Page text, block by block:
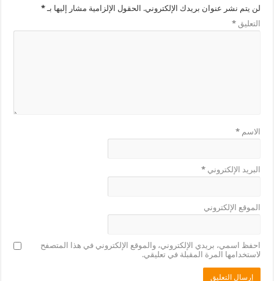
لن يتم نشر عنوان بريدك الإلكتروني. الحقول الإلزامية مشار إليها بـ*
التعليق*
الاسم*
البريد الإلكتروني*
الموقع الإلكتروني
احفظ اسمي، بريدي الإلكتروني، والموقع الإلكتروني في هذا المتصفح
لاستخدامها المرة المقبلة في تعليقي.